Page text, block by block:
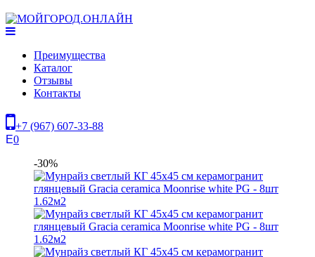
Преимущества
Каталог
Отзывы
Контакты
+7 (967) 607-33-88
0
-30%